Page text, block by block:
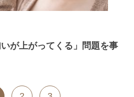
が上がってくる」問題を事